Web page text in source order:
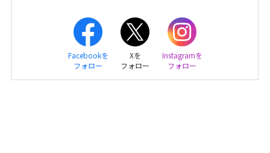
Facebookを
フォロー
Xを
フォロー
Instagramを
フォロー